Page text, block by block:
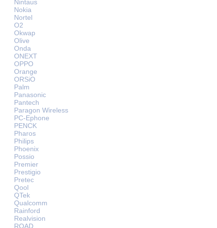
Nintaus
Nokia
Nortel
O2
Okwap
Olive
Onda
ONEXT
OPPO
Orange
ORSiO
Palm
Panasonic
Pantech
Paragon Wireless
PC-Ephone
PENCK
Pharos
Philips
Phoenix
Possio
Premier
Prestigio
Pretec
Qool
QTek
Qualcomm
Rainford
Realvision
ROAD